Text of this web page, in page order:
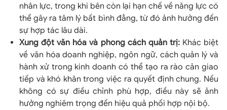
nhân lực, trong khi bên còn lại hạn chế về năng lực có
thể gây ra tâm lý bất bình đẳng, từ đó ảnh hưởng đến
sự hợp tác lâu dài.
Xung đột văn hóa và phong cách quản trị:Khác biệt
về văn hóa doanh nghiệp, ngôn ngữ, cách quản lý và
hành xử trong kinh doanh có thể tạo ra rào cản giao
tiếp và khó khăn trong việc ra quyết định chung. Nếu
không có sự điều chỉnh phù hợp, điều này sẽ ảnh
hưởng nghiêm trọng đến hiệu quả phối hợp nội bộ.